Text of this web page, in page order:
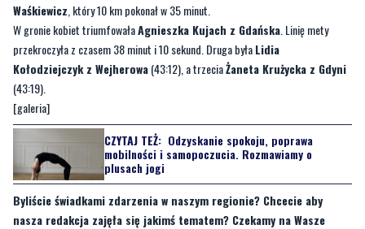
Waśkiewicz , który 10 km pokonał w 35 minut.
W gronie kobiet triumfowałaAgnieszka Kujach z Gdańska . Linię mety
przekroczyła z czasem 38 minut i 10 sekund. Druga byłaLidia
Kołodziejczyk z Wejherowa(43:12), a trzeciaŻaneta Krużycka z Gdyni
(43:19).
[galeria]
CZYTAJ TEŻ: Odzyskanie spokoju, poprawa
mobilności i samopoczucia. Rozmawiamy o
plusach jogi
Byliście świadkami zdarzenia w naszym regionie? Chcecie aby
nasza redakcja zajęła się jakimś tematem? Czekamy na Wasze